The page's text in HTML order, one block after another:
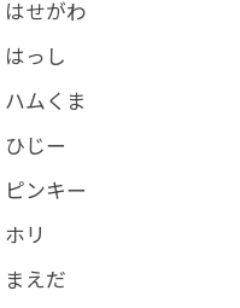
はせがわ
はっし
ハムくま
ひじー
ピンキー
ホリ
まえだ